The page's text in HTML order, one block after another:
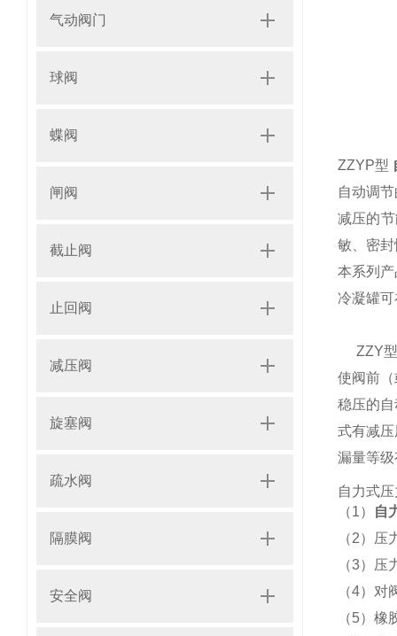
气动阀门
球阀
蝶阀
闸阀
截止阀
止回阀
减压阀
旋塞阀
疏水阀
隔膜阀
安全阀
ZZYP型
自动调
减压的
敏、密
本系列
冷凝罐
ZZY
使阀前
稳压的
式有减
漏量等级
自力式
（1）
自
（2）
（3）
（4）
（5）